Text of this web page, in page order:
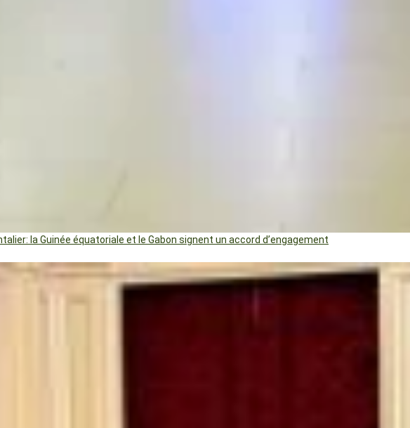
la Guinée équatoriale et le Gabon signent un accord d’engagement